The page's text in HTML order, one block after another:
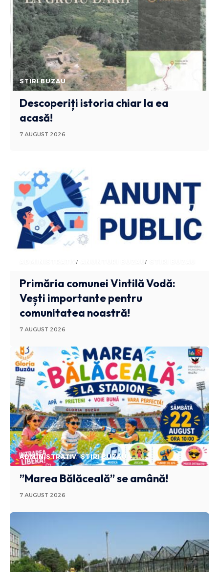
STIRI BUZAU
Descoperiți istoria chiar la ea
acasă!
7 AUGUST 2026
ADMINISTRATIV ANUNTURI BUZAU
Primăria comunei Vintilă Vodă:
Vești importante pentru
comunitatea noastră!
7 AUGUST 2026
ADMINISTRATIV STIRI BUZAU
”Marea Bălăceală” se amână!
7 AUGUST 2026